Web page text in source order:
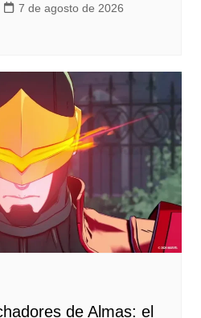
7 de agosto de 2026
de Almas: el